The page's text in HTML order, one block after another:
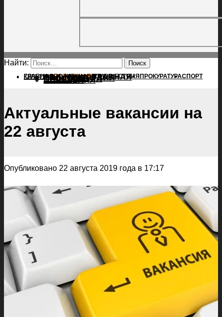
Найти:
ГЛАВНАЯПОЛИТИКАПРОИСШЕСТВИЯ ПРОКУРАТУРАСПОРТ
КУЛЬТУРАПОСЕЛЕНИЯГЛАВНАЯ
ПОЛИТИКА
ПРОИСШЕСТВИЯ
ПРОКУРАТУРА
СПОРТ
КУЛЬТУРА
ПОСЕЛЕНИЯ
Актуальные вакансии на
22 августа
Опубликовано 22 августа 2019 года в 17:17